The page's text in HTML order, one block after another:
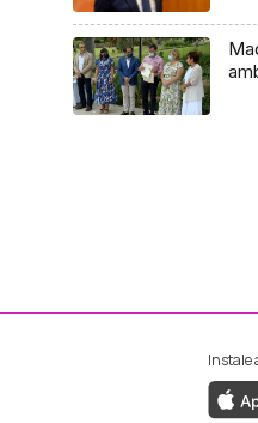
Facebook da
ao Instagram da
Instale